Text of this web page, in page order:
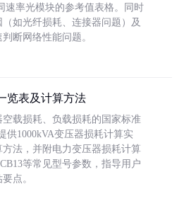
速率光模块的参考值表格。同时
如光纤损耗、连接器问题）及
断网络性能问题。
览表及计算方法
载损耗、负载损耗的国家标准
供1000kVA变压器损耗计算实
法，并附电力变压器损耗计算
等常见型号参数，指导用户
点。